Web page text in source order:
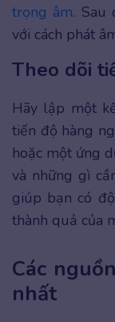
trọng âm. Sau
với cách phát
Theo dõi
Hãy lập một
tiến độ hàng
hoặc một ứng
và những gì
giúp bạn có
thành quả của
Các
nhất